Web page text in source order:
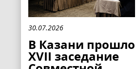
30.07.2026
В Казани прошло
XVII заседание